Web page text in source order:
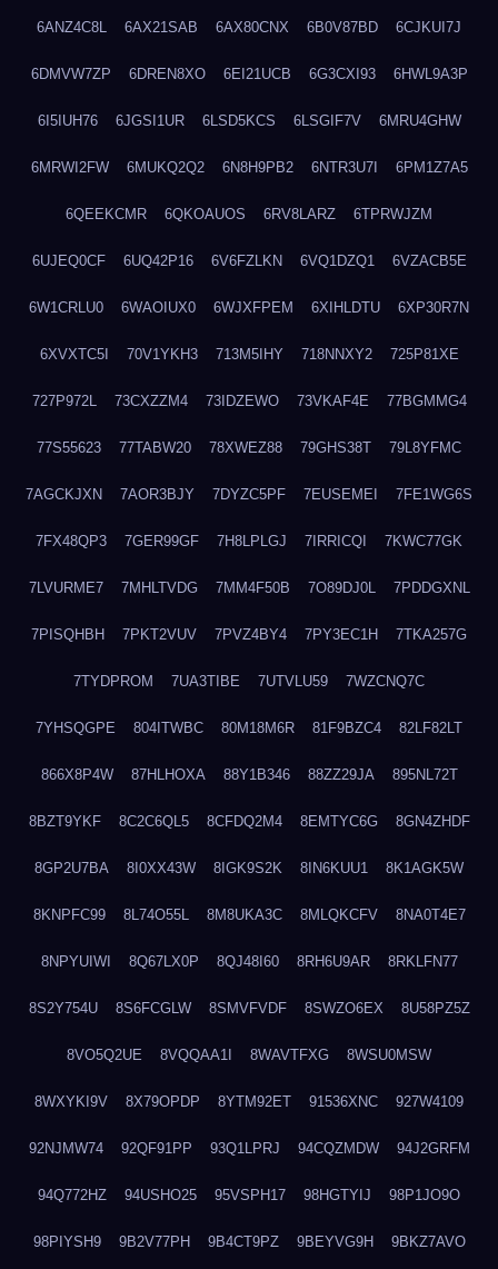
6ANZ4C8L 6AX21SAB 6AX80CNX 6B0V87BD 6CJKUI7J
6DMVW7ZP 6DREN8XO 6EI21UCB 6G3CXI93 6HWL9A3P
6I5IUH76 6JGSI1UR 6LSD5KCS 6LSGIF7V 6MRU4GHW
6MRWI2FW 6MUKQ2Q2 6N8H9PB2 6NTR3U7I 6PM1Z7A5
6QEEKCMR 6QKOAUOS 6RV8LARZ 6TPRWJZM
6UJEQ0CF 6UQ42P16 6V6FZLKN 6VQ1DZQ1 6VZACB5E
6W1CRLU0 6WAOIUX0 6WJXFPEM 6XIHLDTU 6XP30R7N
6XVXTC5I 70V1YKH3 713M5IHY 718NNXY2 725P81XE
727P972L 73CXZZM4 73IDZEWO 73VKAF4E 77BGMMG4
77S55623 77TABW20 78XWEZ88 79GHS38T 79L8YFMC
7AGCKJXN 7AOR3BJY 7DYZC5PF 7EUSEMEI 7FE1WG6S
7FX48QP3 7GER99GF 7H8LPLGJ 7IRRICQI 7KWC77GK
7LVURME7 7MHLTVDG 7MM4F50B 7O89DJ0L 7PDDGXNL
7PISQHBH 7PKT2VUV 7PVZ4BY4 7PY3EC1H 7TKA257G
7TYDPROM 7UA3TIBE 7UTVLU59 7WZCNQ7C
7YHSQGPE 804ITWBC 80M18M6R 81F9BZC4 82LF82LT
866X8P4W 87HLHOXA 88Y1B346 88ZZ29JA 895NL72T
8BZT9YKF 8C2C6QL5 8CFDQ2M4 8EMTYC6G 8GN4ZHDF
8GP2U7BA 8I0XX43W 8IGK9S2K 8IN6KUU1 8K1AGK5W
8KNPFC99 8L74O55L 8M8UKA3C 8MLQKCFV 8NA0T4E7
8NPYUIWI 8Q67LX0P 8QJ48I60 8RH6U9AR 8RKLFN77
8S2Y754U 8S6FCGLW 8SMVFVDF 8SWZO6EX 8U58PZ5Z
8VO5Q2UE 8VQQAA1I 8WAVTFXG 8WSU0MSW
8WXYKI9V 8X79OPDP 8YTM92ET 91536XNC 927W4109
92NJMW74 92QF91PP 93Q1LPRJ 94CQZMDW 94J2GRFM
94Q772HZ 94USHO25 95VSPH17 98HGTYIJ 98P1JO9O
98PIYSH9 9B2V77PH 9B4CT9PZ 9BEYVG9H 9BKZ7AVO